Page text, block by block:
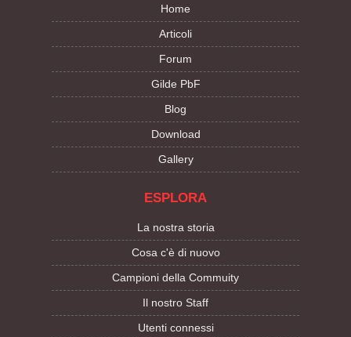
Home
Articoli
Forum
Gilde PbF
Blog
Download
Gallery
ESPLORA
La nostra storia
Cosa c'è di nuovo
Campioni della Commuity
Il nostro Staff
Utenti connessi